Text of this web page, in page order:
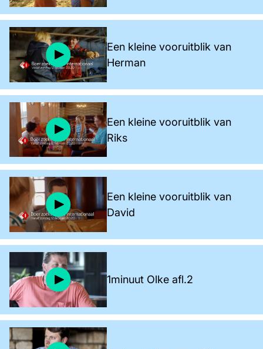
Een kleine vooruitblik van
Herman
Een kleine vooruitblik van
Riks
Een kleine vooruitblik van
David
1minuut Olke afl.2